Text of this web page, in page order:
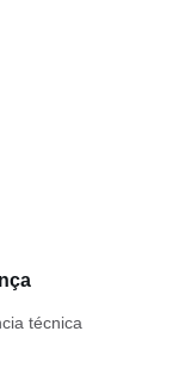
técnica